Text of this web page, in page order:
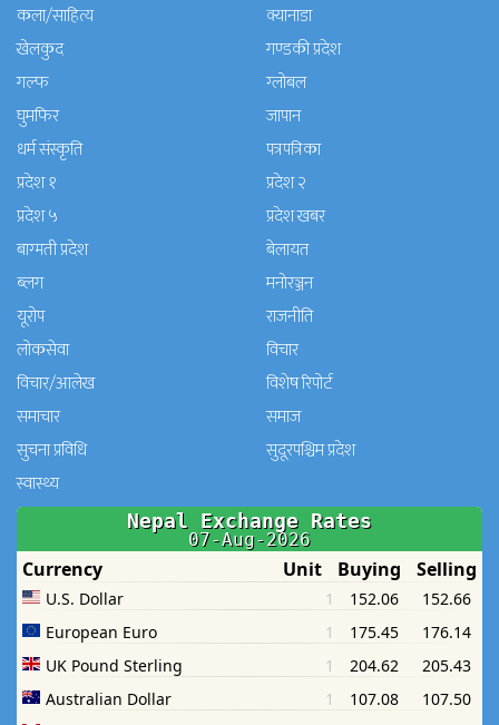
कला/साहित्य
क्यानाडा
खेलकुद
गण्डकी प्रदेश
गल्फ
ग्लोबल
घुमफिर
जापान
धर्म संस्कृति
पत्रपत्रिका
प्रदेश १
प्रदेश २
प्रदेश ५
प्रदेश खबर
बाग्मती प्रदेश
बेलायत
ब्लग
मनाेरञ्जन
यूरोप
राजनीति
लोकसेवा
विचार
विचार/आलेख
विशेष रिपोर्ट
समाचार
समाज
सुचना प्रविधि
सुदूरपश्चिम प्रदेश
स्वास्थ्य